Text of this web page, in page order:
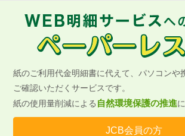
健康保険証の本人確認書類としての取り扱い
【重要なお知らせ】《Visa加盟店の皆さまへ
の郵送停止と加盟店インターネットサービス
い
2025.11.4
【Visa/Master会員の方】会員規約・特約等の
て（改定日2025年12月1日）
紙のご利用代金明細書に代えて、パソコンや
ご確認いただくサービスです。
紙の使用量削減による 自然環境保護の推進
JCB会員の方